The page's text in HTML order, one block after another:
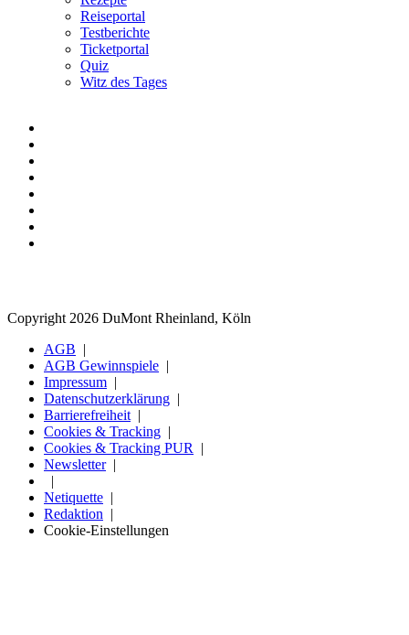
Reiseportal
Testberichte
Ticketportal
Quiz
Witz des Tages
Copyright 2026 DuMont Rheinland, Köln
AGB
AGB Gewinnspiele
Impressum
Datenschutzerklärung
Barrierefreiheit
Cookies & Tracking
Cookies & Tracking PUR
Newsletter
Netiquette
Redaktion
Cookie-Einstellungen